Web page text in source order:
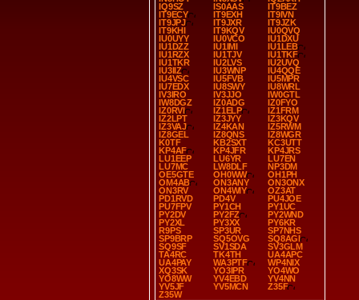
IQ9SZ
IS0AAS
IT9BEZ
IT9ECY
IT9EXH
IT9IVN
IT9JPJ
IT9JXR
IT9JZK
IT9KHI
IT9KQV
IU0QVQ
IU0UYY
IU0VCO
IU1DXU
IU1DZZ
IU1IMI
IU1LEB
IU1RZX
IU1TJV
IU1TKF
IU1TKR
IU2LVS
IU2UVQ
IU3IIZ
IU3WNP
IU4QQE
IU4VSC
IU5FVB
IU5MPR
IU7EDX
IU8SWY
IU8WRL
IV3IRO
IV3JJO
IW0GTL
IW8DGZ
IZ0ADG
IZ0FYO
IZ0RVI
IZ1ELP
IZ1FRM
IZ2LPT
IZ3JYY
IZ3KQV
IZ3VAJ
IZ4KAN
IZ5RWM
IZ8GEL
IZ8QNS
IZ8WGR
K0TF
KB2SXT
KC3UTT
KP4AF
KP4JFR
KP4JRS
LU1EEP
LU6YR
LU7EN
LU7MC
LW8DLF
NP3DM
OE5GTE
OH0WW
OH1PH
OM4AB
ON3ANY
ON3ONX
ON3RV
ON4WIY
OZ3AT
PD1RVD
PD4V
PU4JOE
PU7FPV
PY1CH
PY1UC
PY2DV
PY2FZ
PY2WND
PY2XL
PY3XX
PY6KR
R9PS
SP3UR
SP7NHS
SP9BRP
SQ5OVG
SQ8AGI
SQ9SF
SV1SDA
SV3GLM
TA4RC
TK4TH
UA4APC
UA4PAY
WA3PTF
WP4NIX
XQ3SK
YO3IPR
YO4WO
YO8WW
YV4EBD
YV4NN
YV5JF
YV5MCN
Z35F
Z35W